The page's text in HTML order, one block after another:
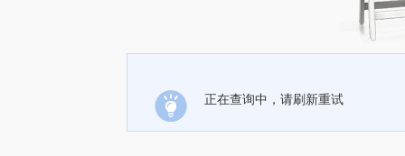
正在查询中，请刷新重试